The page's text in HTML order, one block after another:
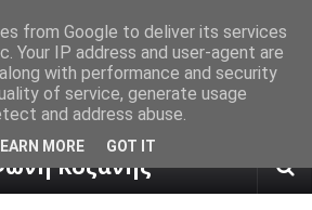
πρόγνωση καιρού από το
Κοζάνης
from Google to deliver its services
Your IP address and user-agent are
with performance and security
of service, generate usage
and address abuse.
MORE GOT IT